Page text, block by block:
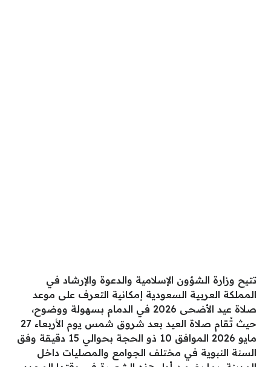
تتيح وزارة الشؤون الإسلامية والدعوة والإرشاد في
المملكة العربية السعودية إمكانية التعرف على موعد
صلاة عيد الأضحى 2026 في الدمام بسهولة ووضوح،
حيث تُقام صلاة العيد بعد شروق شمس يوم الأربعاء 27
مايو 2026 الموافق 10 ذو الحجة بحوالي 15 دقيقة وفق
السنة النبوية في مختلف الجوامع والمصليات داخل